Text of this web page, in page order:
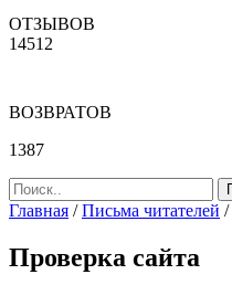
ОТЗЫВОВ
14512
ВОЗВРАТОВ
1387
Главная /Письма читателей /
Проверка сайта